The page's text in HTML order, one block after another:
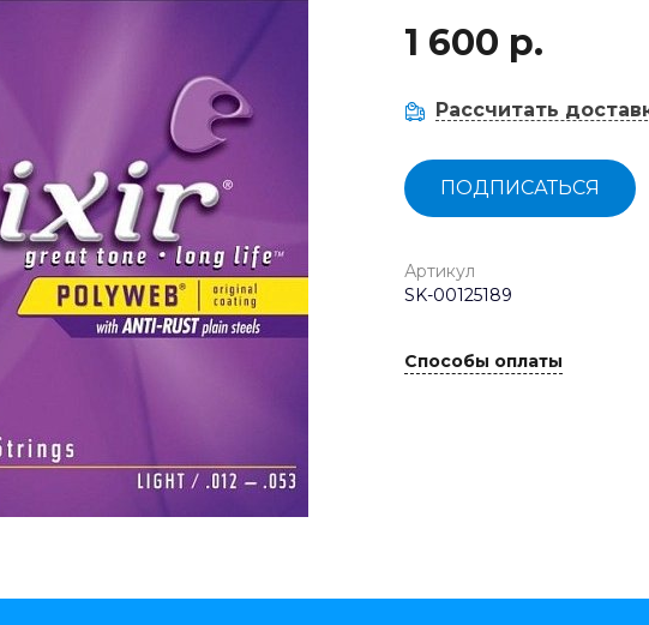
1 600 р.
Рассчитать
ПОДПИСАТЬСЯ
Артикул
SK-00125189
Способы оплаты